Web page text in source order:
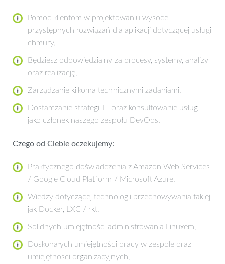
Pomoc klientom w projektowaniu wysoce
przystępnych rozwiązań dla aplikacji dotyczącej usługi
chmury,
Będziesz odpowiedzialny za procesy, systemy, analizy
oraz realizację,
Zarządzanie kilkoma technicznymi zadaniami,
Dostarczanie strategii IT oraz konsultowanie usług
jako członek naszego zespołu DevOps.
Czego od Ciebie oczekujemy:
Praktycznego doświadczenia z Amazon Web Services
/ Google Cloud Platform / Microsoft Azure,
Wiedzy dotyczącej technologii przechowywania takiej
jak Docker, LXC / rkt,
Solidnych umiejętności administrowania Linuxem,
Doskonałych umiejętności pracy w zespole oraz
umiejętności organizacyjnych,